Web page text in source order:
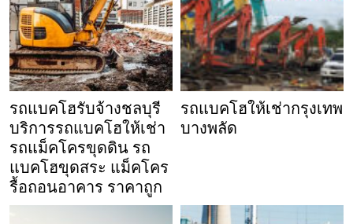
รถแบคโฮรับจ้างชลบุรี
บริการรถแบคโฮให้เช่า
รถแม็คโครขุดดิน รถ
แบคโฮขุดสระ แม็คโคร
รื้อถอนอาคาร ราคาถูก
รถแบคโฮให้เช่ากรุงเทพ
บางพลัด